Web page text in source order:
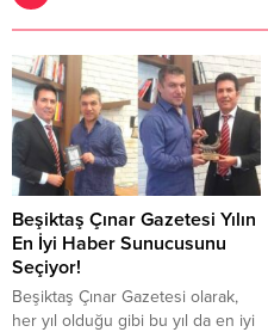
Beşiktaş Çınar Gazetesi Yılın
En İyi Haber Sunucusunu
Seçiyor!
Beşiktaş Çınar Gazetesi olarak,
her yıl olduğu gibi bu yıl da en iyi